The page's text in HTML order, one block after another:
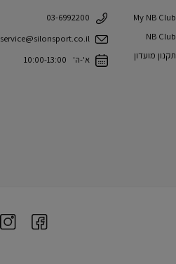
My NB Club
NB Club
תקנון מועדון
03-6992200
service@silonsport.co.il
א'-ה' 10:00-13:00